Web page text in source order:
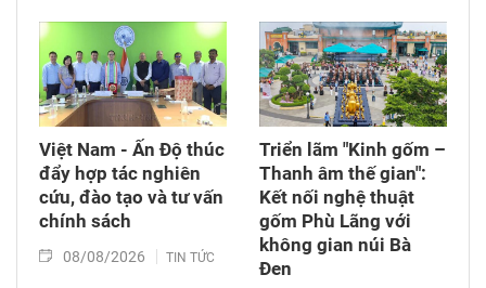
cho đồng bào nghèo tại xã biên giới Hùng Sơn
(thành phố Đà Nẵng).
Việt Nam - Ấn Độ thúc
đẩy hợp tác nghiên
cứu, đào tạo và tư vấn
chính sách
08/08/2026 TIN TỨC
Triển lãm "Kinh gốm –
Thanh âm thế gian":
Kết nối nghệ thuật
gốm Phù Lãng với
không gian núi Bà
Đen